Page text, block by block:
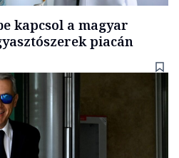
kapcsol a magyar
piacán